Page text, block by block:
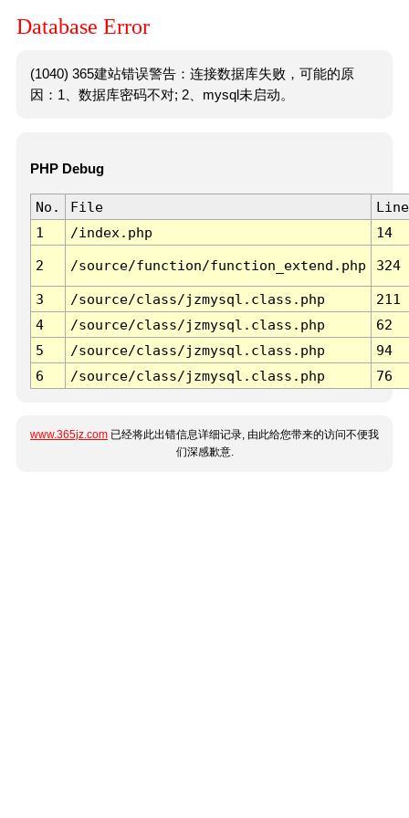
Database Error
(1040) 365建站错误警告：连接数据库失败，可能的原
因：1、数据库密码不对; 2、mysql未启动。
PHP Debug
No. File
Line
1
/index.php 14
2 /source/function/function_extend.php 324
3 /source/class/jzmysql.class.php
211
4
/source/class/jzmysql.class.php
62
5
/source/class/jzmysql.class.php
94
6
/source/class/jzmysql.class.php 76
www.365jz.com 已经将此出错信息详细记录, 由此给您带来的访问不便我
们深感歉意.